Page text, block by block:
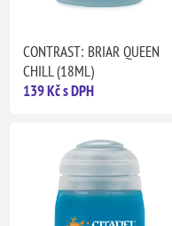
CONTRAST: BRIAR QUEEN
CHILL (18ML)
139 Kč s DPH